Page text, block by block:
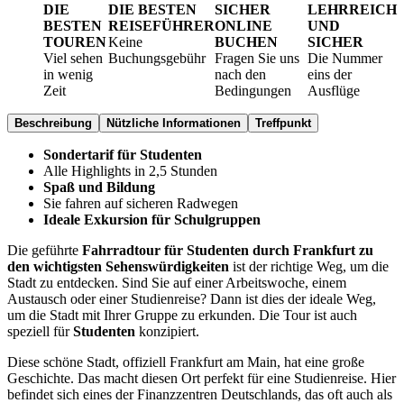
DIE
BESTEN
TOUREN
Viel sehen
in wenig
Zeit
DIE BESTEN
REISEFÜHRER
Keine
Buchungsgebühr
SICHER
ONLINE
BUCHEN
Fragen Sie uns
nach den
Bedingungen
LEHRREICH
UND
SICHER
Die Nummer
eins der
Ausflüge
Beschreibung Nützliche Informationen Treffpunkt
Sondertarif für Studenten
Alle Highlights in 2,5 Stunden
Spaß und Bildung
Sie fahren auf sicheren Radwegen
Ideale Exkursion für Schulgruppen
Die geführte Fahrradtour für Studenten durch Frankfurt zu
den wichtigsten Sehenswürdigkeiten ist der richtige Weg, um die
Stadt zu entdecken. Sind Sie auf einer Arbeitswoche, einem
Austausch oder einer Studienreise? Dann ist dies der ideale Weg,
um die Stadt mit Ihrer Gruppe zu erkunden. Die Tour ist auch
speziell fürStudenten konzipiert.
Diese schöne Stadt, offiziell Frankfurt am Main, hat eine große
Geschichte. Das macht diesen Ort perfekt für eine Studienreise. Hier
befindet sich eines der Finanzzentren Deutschlands, das oft auch als